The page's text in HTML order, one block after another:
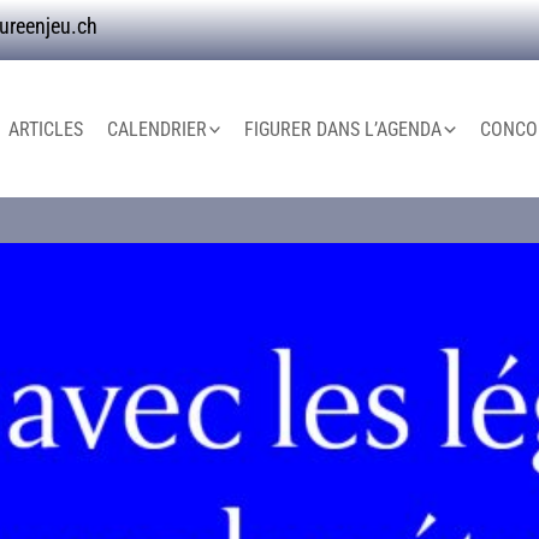
ARTICLES CALENDRIER FIGURER DANS L’AGENDA